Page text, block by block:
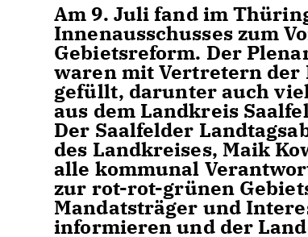
Am 9. Juli fand im
Innenausschusses zum
Gebietsreform. Der
waren mit Vertretern der
gefüllt, darunter auch
aus dem Landkreis
Der Saalfelder
des Landkreises, Maik
alle kommunal
zur rot-rot-grünen
Mandatsträger und
informieren und der